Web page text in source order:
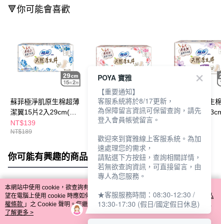
🔻你可能會喜歡
蘇菲極淨肌原生棉超薄
潔翼15片2入29cm(包
裝隨機出貨)
NT$139
NT$189
蘇菲極淨肌原生棉超薄
潔翼12片3入23cm(包
裝隨機出貨)
NT$99
蘇菲極淨肌原生
潔翼10片3入
你可能有興趣的商品 全站排行
熱門標籤
本網站中使用 cookie，欲查詢有關本網站使用 cookie 方式之詳情，及若您不希
望在電腦上使用 cookie 時應如何變更電腦的 cookie 設定，請參閱本網站「
隱私
權條款 」之 Cookie 聲明。您繼續使用本網站即表示您同意本公司得按本網站使
用條款之 Cookie 聲明使用 cookie。
了解更多 >
POYA 寶雅
【重要通知】
客服系統將於8/17更新，
為保障留言資訊可保留查詢，請先
登入會員帳號留言。
歡迎來到寶雅線上客服系統。為加
速處理您的需求，
請點選下方按鈕，查詢相關詳情，
若無欲查詢資訊，可直接留言，由
專人為您服務。
★客服服務時間：08:30-12:30 /
13:30-17:30 (假日/國定假日休息)